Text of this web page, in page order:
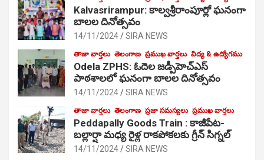
Kalvasrirampur: కాల్వశ్రీరాంపూర్లో ఘనంగా
బాలల దినోత్సవం
14/11/2024 SIRA NEWS
తాజా వార్తలు తెలంగాణ ప్రముఖ వార్తలు విద్య & ఉద్యోగము
Odela ZPHS: ఓదెల జ‌డ్పీహెచ్ఎస్
పాఠ‌శాల‌లో ఘనంగా బాలల దినోత్సవం
14/11/2024 SIRA NEWS
తాజా వార్తలు తెలంగాణ ప్రజా సమస్యలు ప్రముఖ వార్తలు
Peddapally Goods Train : కాజీపేట-
బల్లార్షా మధ్య రైళ్ల రాకపోకలకు గ్రీన్ సిగ్నల్
14/11/2024 SIRA NEWS